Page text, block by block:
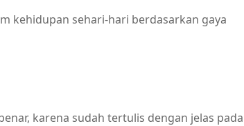
kehidupan sehari-hari berdasarkan gaya
karena sudah tertulis dengan jelas pada